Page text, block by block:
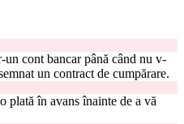
cont bancar până când nu v-
un contract de cumpărare.
plată în avans înainte de a vă